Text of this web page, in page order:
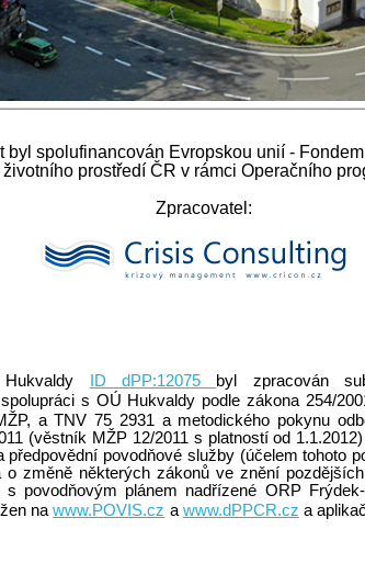
byl spolufinancován Evropskou unií -
prostředí ČR v rámci Operačního
Zpracovatel:
ID dPP:12075
byl zpracován
s OÚ Hukvaldy podle zákona 254/
a TNV 75 2931 a metodického pokynu
(věstník MŽP 12/2011 s platností od
povodňové služby (účelem tohoto
o změně některých zákonů ve znění
povodňovým plánem nadřízené ORP
nawww.POVIS.cz a www.dPPCR.cz a